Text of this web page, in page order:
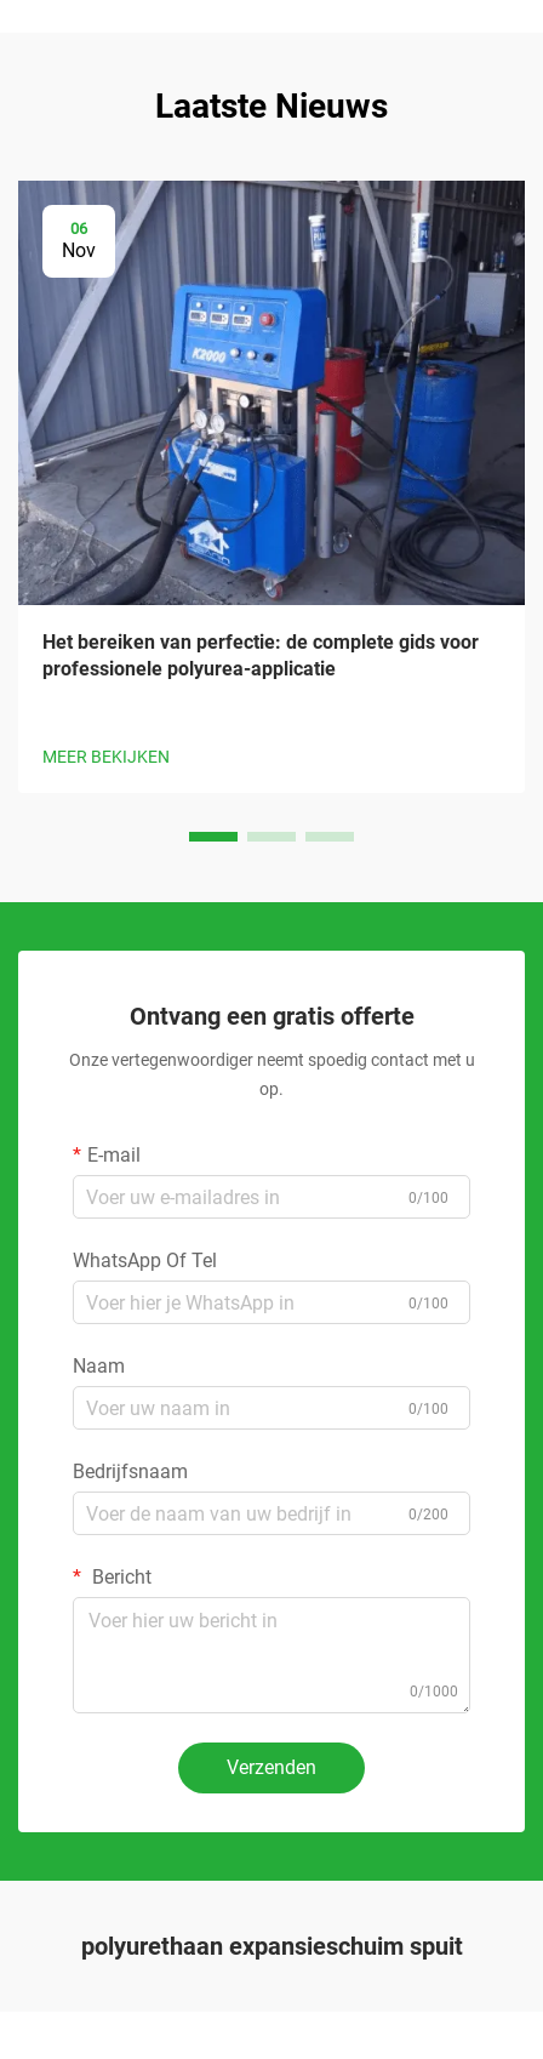
Laatste Nieuws
06
Nov
Het bereiken van perfectie: de complete gids voor
professionele polyurea-applicatie
MEER BEKIJKEN
Ontvang een gratis offerte
Onze vertegenwoordiger neemt spoedig contact met u
op.
E-mail
0/100
WhatsApp Of Tel
0/100
Naam
0/100
Bedrijfsnaam
0/200
Bericht
0/1000
Verzenden
polyurethaan expansieschuim spuit